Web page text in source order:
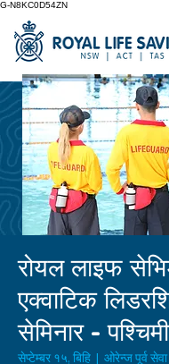
G-N8KC0D54ZN
रोयल लाइफ
एक्वाटिक
सेमिनार - पश्चिमी
सेप्टेम्बर १५, बिहि
  |
ओरेन्ज पूर्व